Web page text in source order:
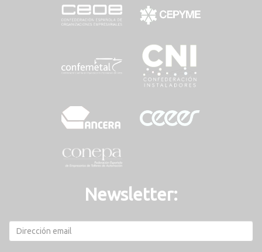
Newsletter: